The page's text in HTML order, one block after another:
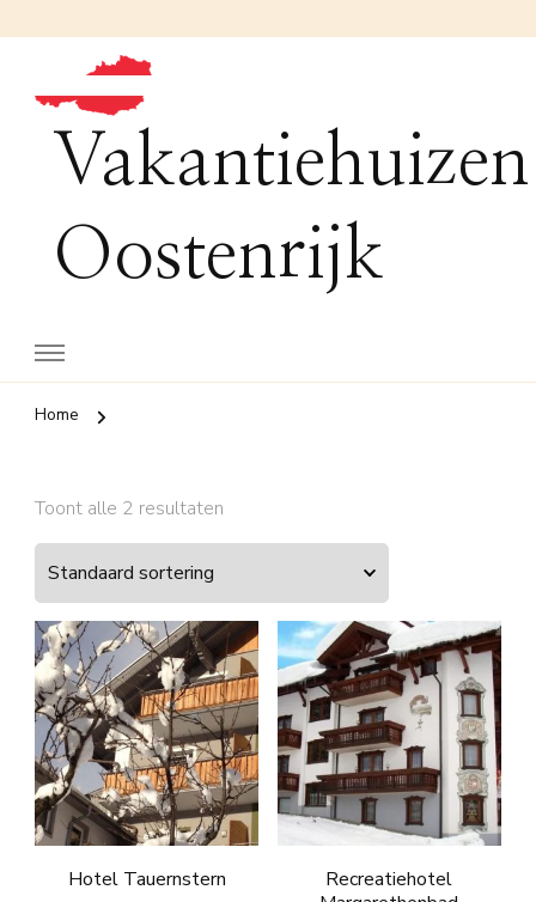
Vakantiehuizen
Oostenrijk
Home
Toont alle 2 resultaten
Hotel Tauernstern
Recreatiehotel